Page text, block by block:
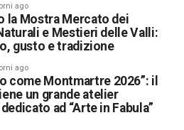
ago
la Mostra Mercato dei
e Mestieri delle Valli:
gusto e tradizione
ago
come Montmartre 2026”: il
un grande atelier
ad “Arte in Fabula”